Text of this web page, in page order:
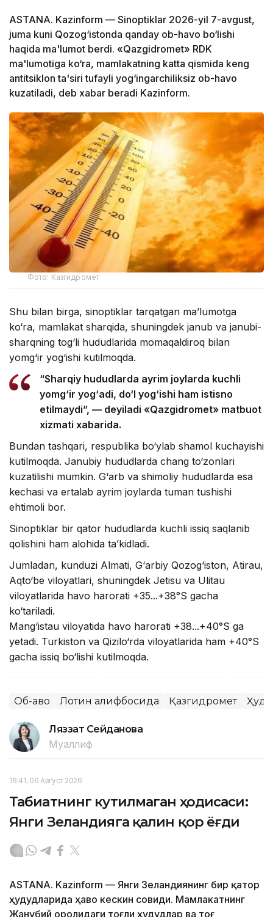
ASTANA. Kazinform — Sinoptiklar 2026-yil 7-avgust,
juma kuni Qozog‘istonda qanday ob-havo bo‘lishi
haqida ma'lumot berdi. «Qazgidromet» RDK
ma'lumotiga ko‘ra, mamlakatning katta qismida keng
antitsiklon ta'siri tufayli yog‘ingarchiliksiz ob-havo
kuzatiladi, deb xabar beradi Kazinform.
Фото: Казгидромет
Shu bilan birga, sinoptiklar tarqatgan ma’lumotga
ko‘ra, mamlakat sharqida, shuningdek janub va janubi-
sharqning tog‘li hududlarida momaqaldiroq bilan
yomg‘ir yog‘ishi kutilmoqda.
“Sharqiy hududlarda ayrim joylarda kuchli
yomg‘ir yog‘adi, do‘l yog‘ishi ham istisno
etilmaydi”, — deyiladi «Qazgidromet» matbuot
xizmati xabarida.
Bundan tashqari, respublika bo‘ylab shamol kuchayishi
kutilmoqda. Janubiy hududlarda chang to‘zonlari
kuzatilishi mumkin. G‘arb va shimoliy hududlarda esa
kechasi va ertalab ayrim joylarda tuman tushishi
ehtimoli bor.
Sinoptiklar bir qator hududlarda kuchli issiq saqlanib
qolishini ham alohida ta’kidladi.
Jumladan, kunduzi Almati, G‘arbiy Qozog‘iston, Atirau,
Aqto‘be viloyatlari, shuningdek Jetisu va Ulitau
viloyatlarida havo harorati +35...+38°S gacha
ko‘tariladi.
Mang‘istau viloyatida havo harorati +38...+40°S ga
yetadi. Turkiston va Qizilo‘rda viloyatlarida ham +40°S
gacha issiq bo‘lishi kutilmoqda.
Об-ҳаво Лотин алифбосида Қазгидромет
Ляззат Сейданова
Муаллиф
16:41, 06 Август 2026
Табиатнинг кутилмаган ҳодисаси:
Янги Зеландияга қалин қор ёғди
ASTANA. Kazinform — Янги Зеландиянинг бир қатор
ҳудудларида ҳаво кескин совиди. Мамлакатнинг
Жанубий оролидаги тоғли ҳудудлар ва тоғ